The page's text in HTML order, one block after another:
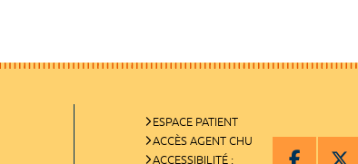
ESPACE PATIENT
ACCÈS AGENT CHU
ACCESSIBILITÉ :